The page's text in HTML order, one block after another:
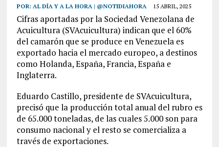
POR: AL DÍA Y A LA HORA | @NOTIDIAHORA 15 ABRIL, 2025
Cifras aportadas por la Sociedad Venezolana de
Acuicultura (SVAcuicultura) indican que el 60%
del camarón que se produce en Venezuela es
exportado hacia el mercado europeo, a destinos
como Holanda, España, Francia, España e
Inglaterra.
Eduardo Castillo, presidente de SVAcuicultura,
precisó que la producción total anual del rubro es
de 65.000 toneladas, de las cuales 5.000 son para
consumo nacional y el resto se comercializa a
través de exportaciones.